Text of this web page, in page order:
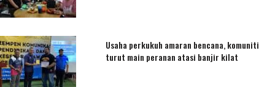
Usaha perkukuh amaran bencana, komuniti
turut main peranan atasi banjir kilat